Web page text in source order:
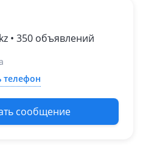
Toyota Corolla Ceres
Toyota Noah
- н.в. 3 поколение
- 2014 2 поколение
- 2007 1 поколение
• 350 объявлений
телефон
сообщение